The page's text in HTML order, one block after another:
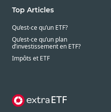
Top Articles
Qu’est-ce qu’un ETF?
Qu’est-ce qu’un plan
d’investissement en ETF?
Impôts et ETF